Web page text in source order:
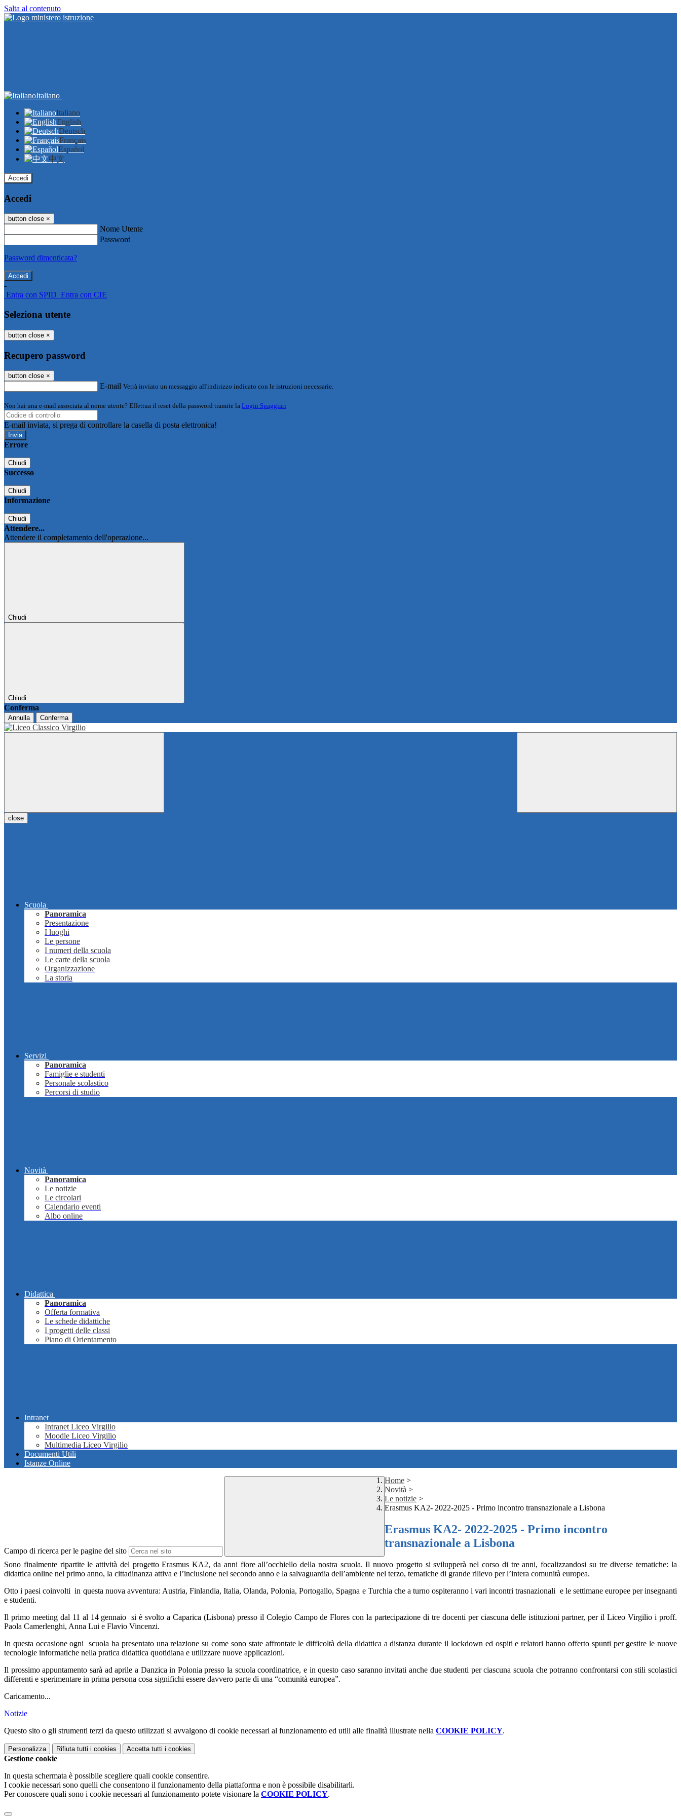
Salta al contenuto
Italiano
Italiano
English
Deutsch
Français
Español
中文
Accedi
Accedi
button close ×
Nome Utente
Password
Password dimenticata?
-
Entra con SPID Entra con CIE
Seleziona utente
button close ×
Recupero password
button close ×
E-mail Verrà inviato un messaggio all'indirizzo indicato con le istruzioni necessarie.
Non hai una e-mail associata al nome utente? Effettua il reset della password tramite la Login Spaggiari
E-mail inviata, si prega di controllare la casella di posta elettronica!
Errore
Chiudi
Successo
Chiudi
Informazione
Chiudi
Attendere...
Attendere il completamento dell'operazione...
Chiudi
Chiudi
Conferma
Annulla Conferma
close
Scuola
Panoramica
Presentazione
I luoghi
Le persone
I numeri della scuola
Le carte della scuola
Organizzazione
La storia
Servizi
Panoramica
Famiglie e studenti
Personale scolastico
Percorsi di studio
Novità
Panoramica
Le notizie
Le circolari
Calendario eventi
Albo online
Didattica
Panoramica
Offerta formativa
Le schede didattiche
I progetti delle classi
Piano di Orientamento
Intranet
Intranet Liceo Virgilio
Moodle Liceo Virgilio
Multimedia Liceo Virgilio
Documenti Utili
Istanze Online
Campo di ricerca per le pagine del sito
Home >
Novità >
Le notizie >
Erasmus KA2- 2022-2025 - Primo incontro transnazionale a Lisbona
Erasmus KA2- 2022-2025 - Primo incontro
transnazionale a Lisbona
Sono finalmente ripartite le attività del progetto Erasmus KA2, da anni fiore all’occhiello della nostra scuola. Il nuovo progetto si svilupperà nel corso di tre anni, focalizzandosi su tre diverse tematiche: la
didattica online nel primo anno, la cittadinanza attiva e l’inclusione nel secondo anno e la salvaguardia dell’ambiente nel terzo, tematiche di grande rilievo per l’intera comunità europea.
Otto i paesi coinvolti in questa nuova avventura: Austria, Finlandia, Italia, Olanda, Polonia, Portogallo, Spagna e Turchia che a turno ospiteranno i vari incontri trasnazionali e le settimane europee per insegnanti
e studenti.
Il primo meeting dal 11 al 14 gennaio si è svolto a Caparica (Lisbona) presso il Colegio Campo de Flores con la partecipazione di tre docenti per ciascuna delle istituzioni partner, per il Liceo Virgilio i proff.
Paola Camerlenghi, Anna Lui e Flavio Vincenzi.
In questa occasione ogni scuola ha presentato una relazione su come sono state affrontate le difficoltà della didattica a distanza durante il lockdown ed ospiti e relatori hanno offerto spunti per gestire le nuove
tecnologie informatiche nella pratica didattica quotidiana e utilizzare nuove applicazioni.
Il prossimo appuntamento sarà ad aprile a Danzica in Polonia presso la scuola coordinatrice, e in questo caso saranno invitati anche due studenti per ciascuna scuola che potranno confrontarsi con stili scolastici
differenti e sperimentare in prima persona cosa significhi essere davvero parte di una “comunità europea”.
Caricamento...
Notizie
Questo sito o gli strumenti terzi da questo utilizzati si avvalgono di cookie necessari al funzionamento ed utili alle finalità illustrate nella COOKIE POLICY.
Personalizza Rifiuta tutti i cookies Accetta tutti i cookies
Gestione cookie
In questa schermata è possibile scegliere quali cookie consentire.
I cookie necessari sono quelli che consentono il funzionamento della piattaforma e non è possibile disabilitarli.
Per conoscere quali sono i cookie necessari al funzionamento potete visionare la COOKIE POLICY.